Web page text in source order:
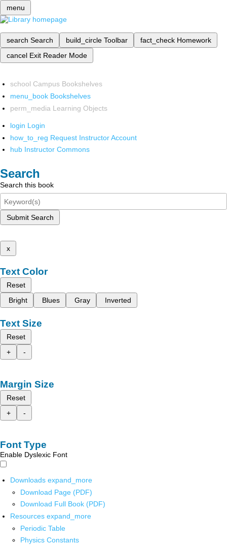
menu
search Search build_circle Toolbar fact_check Homework
cancel Exit Reader Mode
school Campus Bookshelves
menu_book Bookshelves
perm_media Learning Objects
login Login
how_to_reg Request Instructor Account
hub Instructor Commons
Search
Search this book
Submit Search
x
Text Color
Reset
Bright
Blues Gray Inverted
Text Size
Reset
+
-
Margin Size
Reset
+
-
Font Type
Enable Dyslexic Font
Downloads expand_more
Download Page (PDF)
Download Full Book (PDF)
Resources expand_more
Periodic Table
Physics Constants